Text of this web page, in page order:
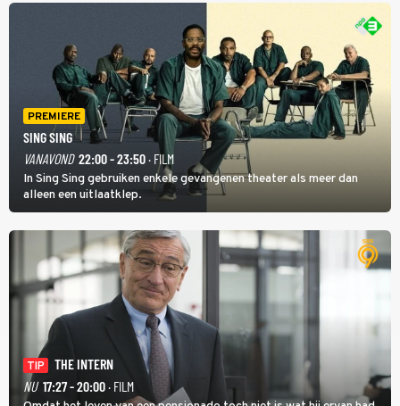
PREMIERE
SING SING
VANAVOND 22:00 - 23:50· FILM
In Sing Sing gebruiken enkele gevangenen theater als meer dan
alleen een uitlaatklep.
TIP
THE INTERN
NU 17:27 - 20:00· FILM